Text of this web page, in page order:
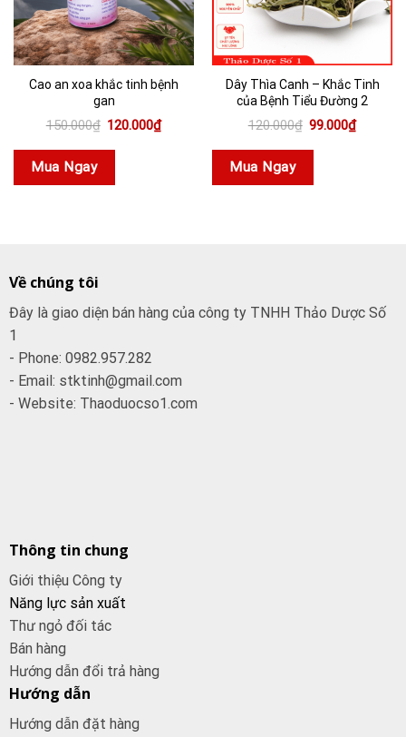
Cao an xoa khắc tinh bệnh
gan
150.000₫ Giá
là:
120.000₫Giá
hiện
Mua Ngay
Dây Thìa Canh – Khắc Tinh
của Bệnh Tiểu Đường 2
120.000₫ Giá
là:
99.000₫Giá
hiện
Mua Ngay
Về chúng tôi
Đây là giao diện bán hàng của công ty TNHH Thảo Dược Số
1
- Phone: 0982.957.282
- Email: stktinh@gmail.com
- Website: Thaoduocso1.com
Thông tin chung
Giới thiệu Công ty
Năng lực sản xuất
Thư ngỏ đối tác
Bán hàng
Hướng dẫn đổi trả hàng
Hướng dẫn
Hướng dẫn đặt hàng